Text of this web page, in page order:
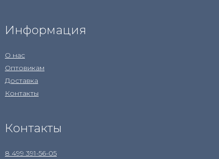
Информация
О нас
Оптовикам
Доставка
Контакты
Контакты
8 499 391-56-05